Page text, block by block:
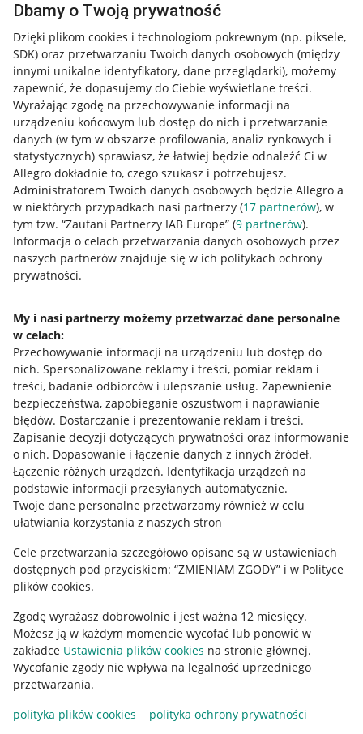
Dbamy o Twoją prywatność
Dzięki plikom cookies i technologiom pokrewnym (np. piksele,
SDK) oraz przetwarzaniu Twoich danych osobowych (między
innymi unikalne identyfikatory, dane przeglądarki), możemy
zapewnić, że dopasujemy do Ciebie wyświetlane treści.
Wyrażając zgodę na przechowywanie informacji na
urządzeniu końcowym lub dostęp do nich i przetwarzanie
danych (w tym w obszarze profilowania, analiz rynkowych i
statystycznych) sprawiasz, że łatwiej będzie odnaleźć Ci w
Allegro dokładnie to, czego szukasz i potrzebujesz.
Administratorem Twoich danych osobowych będzie Allegro a
w niektórych przypadkach nasi partnerzy (17 partnerów), w
tym tzw. “Zaufani Partnerzy IAB Europe” (9 partnerów).
Informacja o celach przetwarzania danych osobowych przez
naszych partnerów znajduje się w ich politykach ochrony
prywatności.
My i nasi partnerzy możemy przetwarzać dane personalne
w celach:
Przechowywanie informacji na urządzeniu lub dostęp do
nich. Spersonalizowane reklamy i treści, pomiar reklam i
treści, badanie odbiorców i ulepszanie usług. Zapewnienie
bezpieczeństwa, zapobieganie oszustwom i naprawianie
błędów. Dostarczanie i prezentowanie reklam i treści.
Zapisanie decyzji dotyczących prywatności oraz informowanie
o nich. Dopasowanie i łączenie danych z innych źródeł.
Łączenie różnych urządzeń. Identyfikacja urządzeń na
podstawie informacji przesyłanych automatycznie.
Twoje dane personalne przetwarzamy również w celu
ułatwiania korzystania z naszych stron
Cele przetwarzania szczegółowo opisane są w ustawieniach
dostępnych pod przyciskiem: “ZMIENIAM ZGODY” i w Polityce
plików cookies.
Zgodę wyrażasz dobrowolnie i jest ważna 12 miesięcy.
Możesz ją w każdym momencie wycofać lub ponowić w
zakładce Ustawienia plików cookies na stronie głównej.
Wycofanie zgody nie wpływa na legalność uprzedniego
przetwarzania.
polityka plików cookies
polityka ochrony prywatności
Przydatne informacje
Jak to działa
Allegro Gadane dla sprzedających
Allegro Gadane dla kupujących
Mapa miejscowości
Informacje prawne
Regulamin
Polityka plików "cookies"
Ustawienia plików "cookies"
Udostępnianie lokalizacji
Informacje dla Aktu o Usługach Cyfrowych
Pobierz aplikację